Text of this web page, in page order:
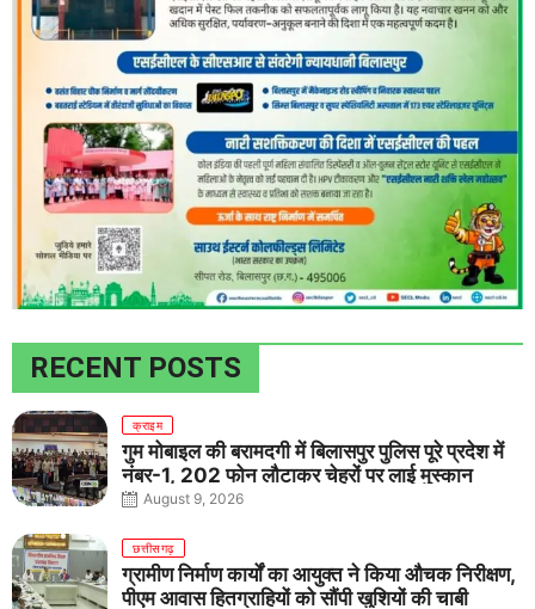
RECENT POSTS
क्राइम
गुम मोबाइल की बरामदगी में बिलासपुर पुलिस पूरे प्रदेश में
नंबर-1, 202 फोन लौटाकर चेहरों पर लाई मुस्कान
August 9, 2026
छत्तीसगढ़
ग्रामीण निर्माण कार्यों का आयुक्त ने किया औचक निरीक्षण,
पीएम आवास हितग्राहियों को सौंपी खुशियों की चाबी